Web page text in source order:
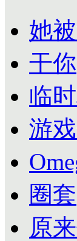
她
干你
临
游
圈套
原